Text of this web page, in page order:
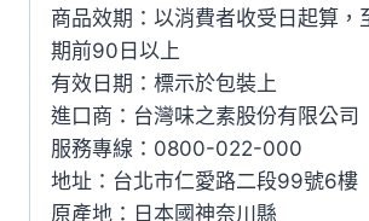
商品效期：以消費者收受日起算，
期前90日以上
有效日期：標示於包裝上
進口商：台灣味之素股份有限公司
服務專線：0800-022-000
地址：台北市仁愛路二段99號6樓
原產地：日本國神奈川縣